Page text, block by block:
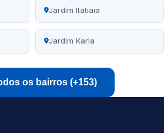
Jardim Itatiaia
Jardim Karla
os bairros (+153)